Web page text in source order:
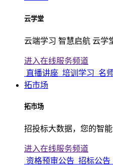
云学堂
云端学习 智慧启航 云学
进入在线服务频道
直播讲座 培训学习 名
拓市场
拓市场
招投标大数据，您的智
进入在线服务频道
资格预审公告 招标公告